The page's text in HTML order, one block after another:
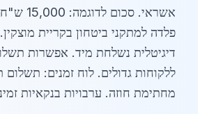
פלדה למתקני ביטחון בקריית
ללקוחות גדולים. לוח זמנים: תשלום
מחתימת חוזה. ערבויות בנקאיות